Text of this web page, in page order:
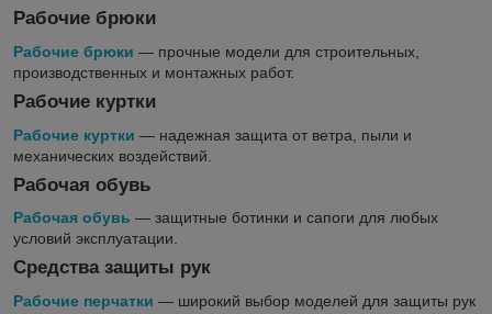
Рабочие брюки
Рабочие брюки — прочные модели для строительных,
производственных и монтажных работ.
Рабочие куртки
Рабочие куртки — надежная защита от ветра, пыли и
механических воздействий.
Рабочая обувь
Рабочая обувь — защитные ботинки и сапоги для любых
условий эксплуатации.
Средства защиты рук
Рабочие перчатки — широкий выбор моделей для защиты рук